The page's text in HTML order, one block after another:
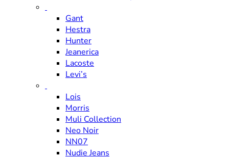
Gant
Hestra
Hunter
Jeanerica
Lacoste
Levi’s
Lois
Morris
Muli Collection
Neo Noir
NN07
Nudie Jeans